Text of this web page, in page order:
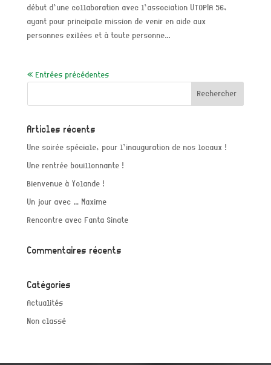
début d’une collaboration avec l’association UTOPIA 56,
ayant pour principale mission de venir en aide aux
personnes exilées et à toute personne...
« Entrées précédentes
Articles récents
Une soirée spéciale, pour l’inauguration de nos locaux !
Une rentrée bouillonnante !
Bienvenue à Yolande !
Un jour avec … Maxime
Rencontre avec Fanta Sinate
Commentaires récents
Catégories
Actualités
Non classé